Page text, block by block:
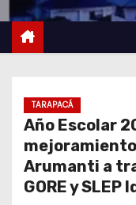
TARAPACÁ
Año Escolar
Arumanti a
GORE y SLEP